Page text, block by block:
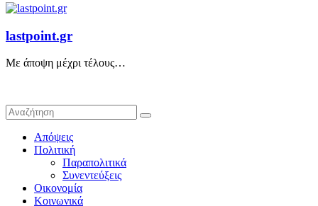
lastpoint.gr
Με άποψη μέχρι τέλους…
Απόψεις
Πολιτική
Παραπολιτικά
Συνεντεύξεις
Οικονομία
Κοινωνικά